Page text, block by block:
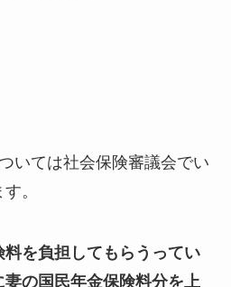
いては社会保険審議会でい
。
料を負担してもらうってい
妻の国民年金保険料分を上